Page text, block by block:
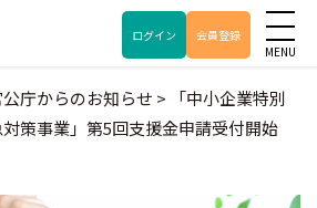
ログイン 会員登録
公庁からのお知らせ >
「中小企業特別
策事業」第5回支援金申請受付開始